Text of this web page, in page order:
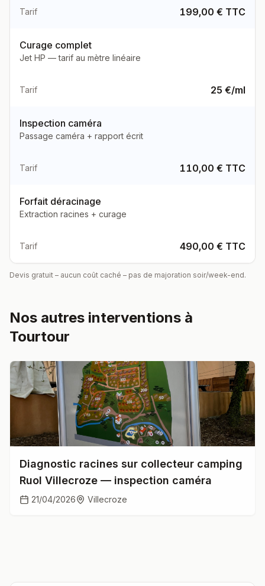
Tarif 199,00 € TTC
Curage complet
Jet HP — tarif au mètre linéaire
Tarif 25 €/ml
Inspection caméra
Passage caméra + rapport écrit
Tarif 110,00 € TTC
Forfait déracinage
Extraction racines + curage
Tarif 490,00 € TTC
Devis gratuit – aucun coût caché – pas de majoration soir/week-end.
Nos autres interventions à
Tourtour
Diagnostic racines sur collecteur camping
Ruol Villecroze — inspection caméra
21/04/2026 Villecroze